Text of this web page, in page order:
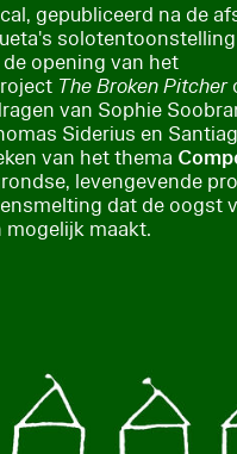
gepubliceerd na de
solotentoonstelling
opening van het
The Broken Pitcher
van Sophie
Siderius en
van het thema
levengevende
dat de oogst
maakt.